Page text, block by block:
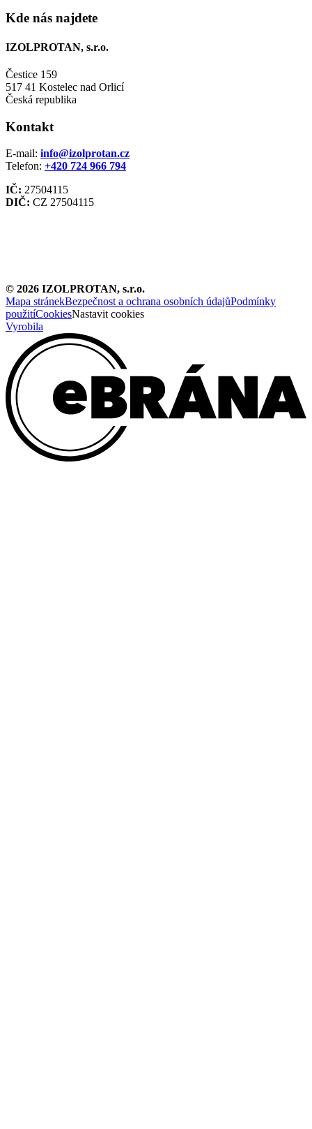
Kde nás najdete
IZOLPROTAN, s.r.o.
Čestice 159
517 41 Kostelec nad Orlicí
Česká republika
Kontakt
E-mail: info@izolprotan.cz
Telefon: +420 724 966 794
IČ: 27504115
DIČ: CZ 27504115
© 2026 IZOLPROTAN, s.r.o.
Mapa stránekBezpečnost a ochrana osobních údajůPodmínky
použitíCookiesNastavit cookies
Vyrobila